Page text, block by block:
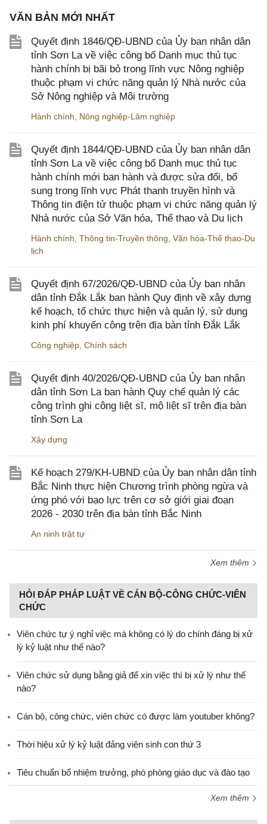
VĂN BẢN MỚI NHẤT
Quyết định 1846/QĐ-UBND của Ủy ban nhân dân
tỉnh Sơn La về việc công bố Danh mục thủ tục
hành chính bị bãi bỏ trong lĩnh vực Nông nghiệp
thuộc phạm vi chức năng quản lý Nhà nước của
Sở Nông nghiệp và Môi trường
Hành chính Nông nghiệp-Lâm nghiệp
Quyết định 1844/QĐ-UBND của Ủy ban nhân dân
tỉnh Sơn La về việc công bố Danh mục thủ tục
hành chính mới ban hành và được sửa đổi, bổ
sung trong lĩnh vực Phát thanh truyền hình và
Thông tin điện tử thuộc phạm vi chức năng quản lý
Nhà nước của Sở Văn hóa, Thể thao và Du lịch
Hành chính Thông tin-Truyền thông Văn hóa-Thể thao-Du
lịch
Quyết định 67/2026/QĐ-UBND của Ủy ban nhân
dân tỉnh Đắk Lắk ban hành Quy định về xây dựng
kế hoạch, tổ chức thực hiện và quản lý, sử dụng
kinh phí khuyến công trên địa bàn tỉnh Đắk Lắk
Công nghiệp Chính sách
Quyết định 40/2026/QĐ-UBND của Ủy ban nhân
dân tỉnh Sơn La ban hành Quy chế quản lý các
công trình ghi công liệt sĩ, mộ liệt sĩ trên địa bàn
tỉnh Sơn La
Xây dựng
Kế hoạch 279/KH-UBND của Ủy ban nhân dân tỉnh
Bắc Ninh thực hiện Chương trình phòng ngừa và
ứng phó với bạo lực trên cơ sở giới giai đoạn
2026 - 2030 trên địa bàn tỉnh Bắc Ninh
An ninh trật tự
Xem thêm
HỎI ĐÁP PHÁP LUẬT VỀ CÁN BỘ-CÔNG CHỨC-VIÊN
CHỨC
Viên chức tự ý nghỉ việc mà không có lý do chính đáng bị xử
lý kỷ luật như thế nào?
Viên chức sử dụng bằng giả để xin việc thì bị xử lý như thế
nào?
Cán bộ, công chức, viên chức có được làm youtuber không?
Thời hiệu xử lý kỷ luật đảng viên sinh con thứ 3
Tiêu chuẩn bổ nhiệm trưởng, phó phòng giáo dục và đào tạo
Xem thêm